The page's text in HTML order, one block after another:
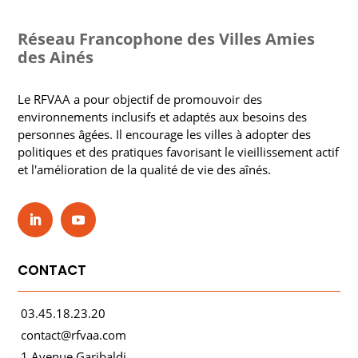
Réseau Francophone des Villes Amies
des Ainés
Le RFVAA a pour objectif de promouvoir des
environnements inclusifs et adaptés aux besoins des
personnes âgées. Il encourage les villes à adopter des
politiques et des pratiques favorisant le vieillissement actif
et l'amélioration de la qualité de vie des aînés.
CONTACT
03.45.18.23.20
contact@rfvaa.com